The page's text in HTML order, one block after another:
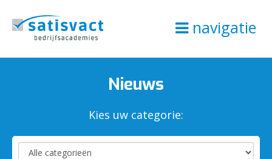
navigatie
Nieuws
Kies uw categorie: